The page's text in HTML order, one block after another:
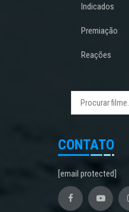
Indicados
Premiação
Reações
CONTATO
[email protected]